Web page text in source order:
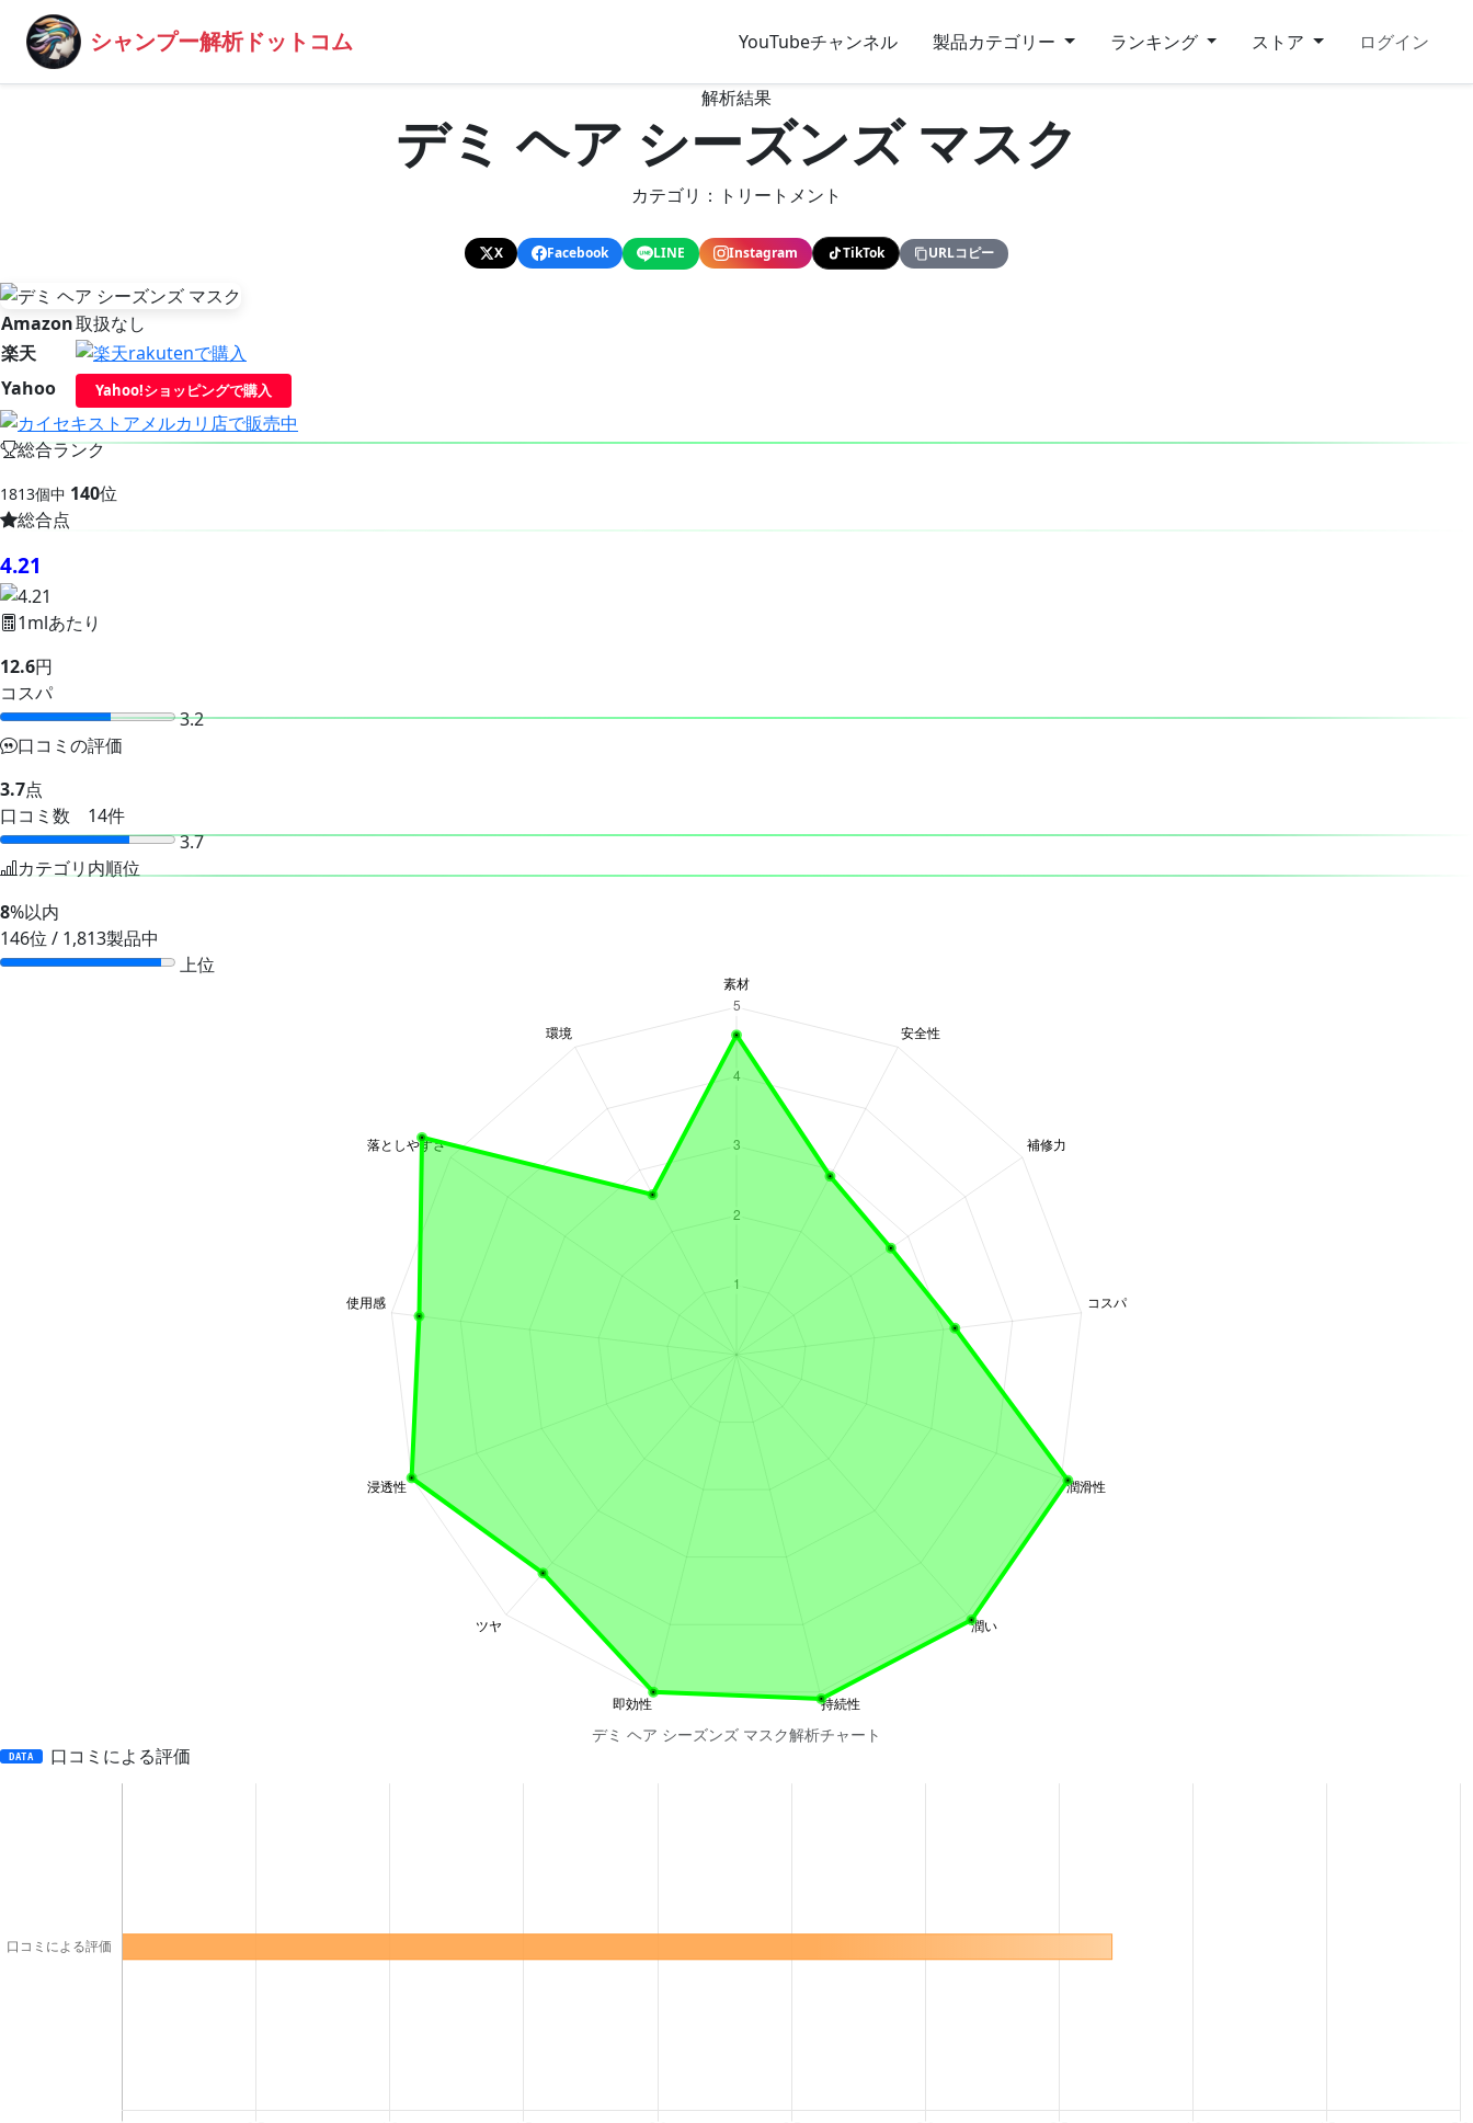
シャンプー解析ドットコム YouTubeチャンネル 製品カテゴリー ランキング ストア ログイン
解析結果
デミ ヘア シーズンズ マスク
カテゴリ：トリートメント
X Facebook LINE Instagram TikTok URLコピー
Amazon取扱なし
楽天
Yahoo
Yahoo!ショッピングで購入
総合ランク
1813個中 140位
総合点
4.21
1mlあたり
12.6円
コスパ
3.2
口コミの評価
3.7点
口コミ数 14件
3.7
カテゴリ内順位
8%以内
146位 / 1,813製品中
上位
デミ ヘア シーズンズ マスク解析チャート
DATA 口コミによる評価